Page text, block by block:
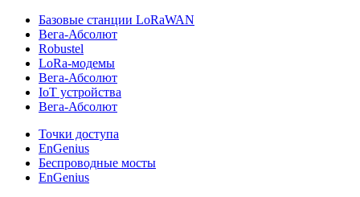
Базовые станции LoRaWAN
Вега-Абсолют
Robustel
LoRa-модемы
Вега-Абсолют
IoT устройства
Вега-Абсолют
Точки доступа
EnGenius
Беспроводные мосты
EnGenius